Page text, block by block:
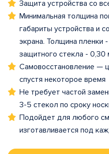
Защита устройства со
Минимальная толщина
габариты устройства и
экрана. Толщина пленки
защитного стекла - 0,30
Самовосстановление —
спустя некоторое время
Не требует частой
3-5 стекол по сроку
Подойдет для любого
изготавливается под